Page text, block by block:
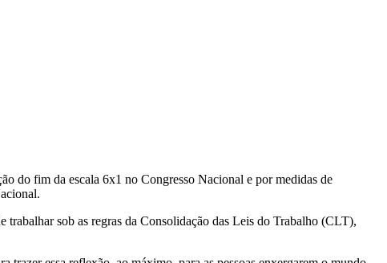
do fim da escala 6x1 no Congresso Nacional e por medidas de
trabalhar sob as regras da Consolidação das Leis do Trabalho (CLT),